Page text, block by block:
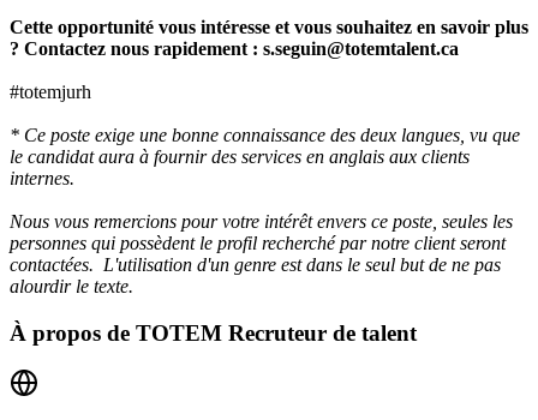
Cette opportunité vous intéresse et vous souhaitez en savoir plus
? Contactez nous rapidement : s.seguin@totemtalent.ca
#totemjurh
* Ce poste exige une bonne connaissance des deux langues, vu que
le candidat aura à fournir des services en anglais aux clients
internes.
Nous vous remercions pour votre intérêt envers ce poste, seules les
personnes qui possèdent le profil recherché par notre client seront
contactées. L'utilisation d'un genre est dans le seul but de ne pas
alourdir le texte.
À propos de TOTEM Recruteur de talent